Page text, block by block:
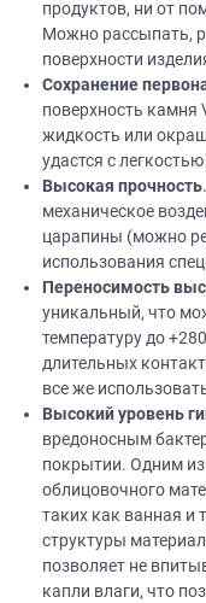
продуктов, ни от
Можно рассыпать,
поверхности
Сохранение
поверхность
жидкость или
удастся с
Высокая прочность
механическое
царапины (можно
использования
Переносимость
уникальный, что
температуру до
длительных
все же
Высокий уровень
вредоносным
покрытии. Одним из
облицовочного
таких как ванная и
структуры
позволяет не
капли влаги, что